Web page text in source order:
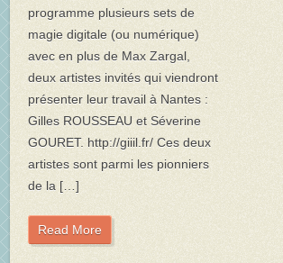
programme plusieurs sets de
magie digitale (ou numérique)
avec en plus de Max Zargal,
deux artistes invités qui viendront
présenter leur travail à Nantes :
Gilles ROUSSEAU et Séverine
GOURET. http://giiil.fr/ Ces deux
artistes sont parmi les pionniers
de la […]
Read More